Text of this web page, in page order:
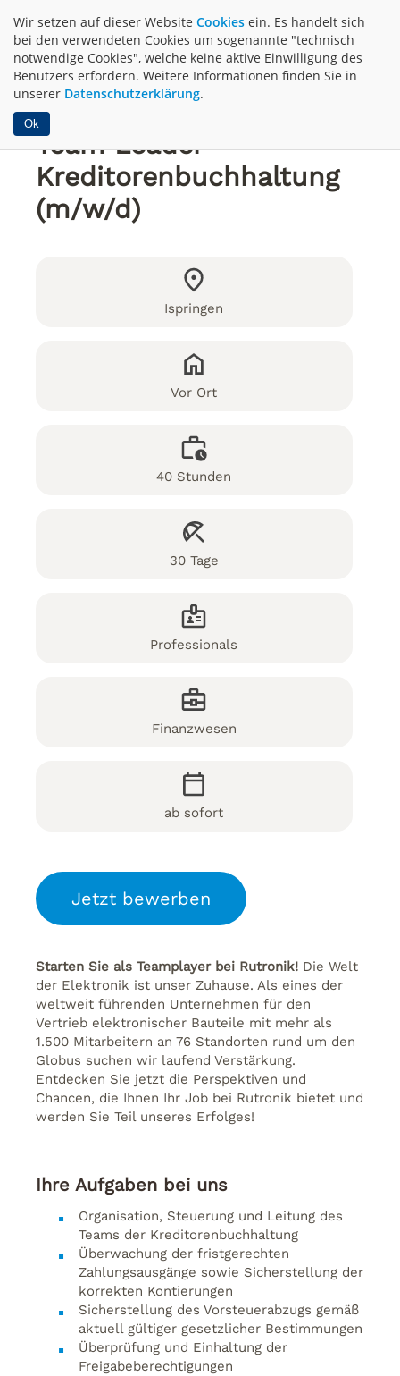
Wir setzen auf dieser Website Cookies ein. Es handelt sich
bei den verwendeten Cookies um sogenannte "technisch
notwendige Cookies", welche keine aktive Einwilligung des
Benutzers erfordern. Weitere Informationen finden Sie in
unserer Datenschutzerklärung.
Ok
Team Leader
Kreditorenbuchhaltung
(m/w/d)
Ispringen
Vor Ort
40 Stunden
30 Tage
Professionals
Finanzwesen
ab sofort
Jetzt bewerben
Starten Sie als Teamplayer bei Rutronik! Die Welt
der Elektronik ist unser Zuhause. Als eines der
weltweit führenden Unternehmen für den
Vertrieb elektronischer Bauteile mit mehr als
1.500 Mitarbeitern an 76 Standorten rund um den
Globus suchen wir laufend Verstärkung.
Entdecken Sie jetzt die Perspektiven und
Chancen, die Ihnen Ihr Job bei Rutronik bietet und
werden Sie Teil unseres Erfolges!
Ihre Aufgaben bei uns
Organisation, Steuerung und Leitung des
Teams der Kreditorenbuchhaltung
Überwachung der fristgerechten
Zahlungsausgänge sowie Sicherstellung der
korrekten Kontierungen
Sicherstellung des Vorsteuerabzugs gemäß
aktuell gültiger gesetzlicher Bestimmungen
Überprüfung und Einhaltung der
Freigabeberechtigungen